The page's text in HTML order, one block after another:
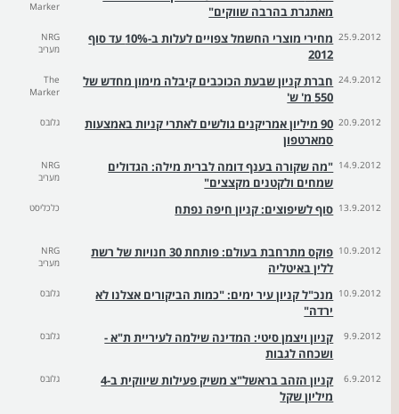
מאתגרת בהרבה שווקים"
Marker
25.9.2012
מחירי מוצרי החשמל צפויים לעלות ב-10% עד סוף
2012
NRG
מעריב
24.9.2012 חברת קניון שבעת הכוכבים קיבלה מימון מחדש של
550 מ' ש'
The
Marker
20.9.2012
90 מיליון אמריקנים גולשים לאתרי קניות באמצעות
סמארטפון
גלובס
14.9.2012 "מה שקורה בענף דומה לברית מילה: הגדולים
שמחים ולקטנים מקצצים"
NRG
מעריב
13.9.2012 סוף לשיפוצים: קניון חיפה נפתח כלכליסט
10.9.2012
פוקס מתרחבת בעולם: פותחת 30 חנויות של רשת
ללין באיטליה
NRG
מעריב
10.9.2012 מנכ"ל קניון עיר ימים: "כמות הביקורים אצלנו לא
ירדה"
גלובס
9.9.2012
קניון ויצמן סיטי: המדינה שילמה לעיריית ת"א -
ושכחה לגבות
גלובס
6.9.2012
קניון הזהב בראשל"צ משיק פעילות שיווקית ב-4
מיליון שקל
גלובס